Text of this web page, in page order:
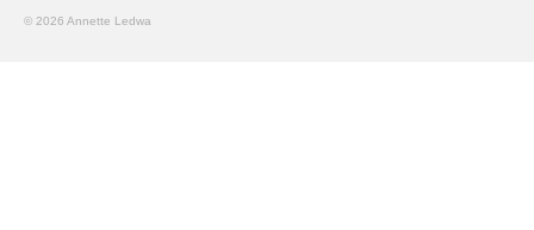
© 2026 Annette Ledwa